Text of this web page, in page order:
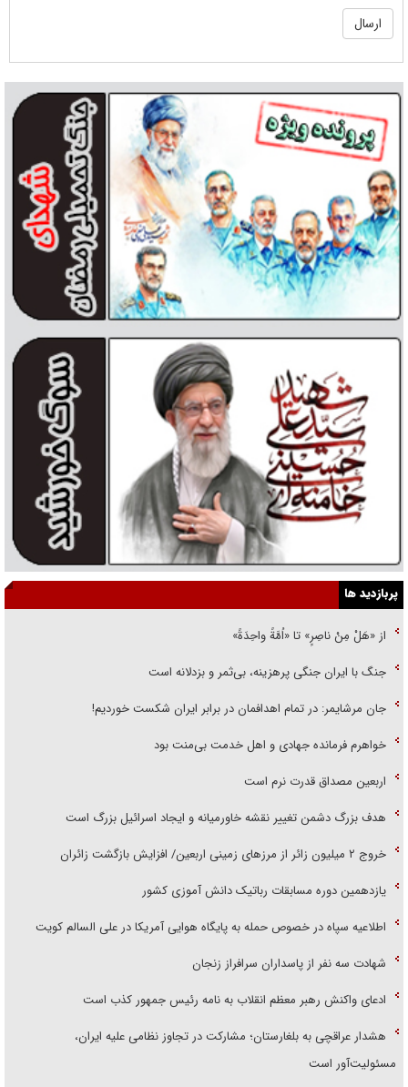
پربازدید ها
از «هَلْ مِنْ ناصِرٍ» تا «اُمَّةً واحِدَةً»
جنگ با ایران جنگی پرهزینه، بی‌ثمر و بزدلانه است
جان مرشایمر: در تمام اهدافمان در برابر ایران شکست خوردیم!
خواهرم فرمانده جهادی و اهل خدمت بی‌منت بود
اربعین مصداق قدرت نرم است
هدف بزرگ دشمن تغییر نقشه خاورمیانه و ایجاد اسرائیل بزرگ است
‌خروج ۲ میلیون زائر از مرز‌های زمینی اربعین/ افزایش بازگشت زائران
یازدهمین دوره مسابقات رباتیک دانش آموزی کشور
اطلاعیه سپاه در خصوص حمله به پایگاه هوایی آمریکا در علی السالم کویت
شهادت سه نفر از پاسداران سرافراز زنجان
ادعای واکنش رهبر معظم انقلاب به نامه رئیس جمهور کذب است
هشدار عراقچی به بلغارستان؛ مشارکت در تجاوز نظامی علیه ایران،
مسئولیت‌آور است